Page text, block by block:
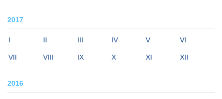
2017
I II III IV V VI
VII VIII IX X XI XII
2016